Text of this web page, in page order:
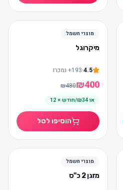
מוצרי חשמל
מיקרוגל
4.5
·
193
+ נמכרו
₪400
₪480
או₪34/חודש × 12
הוסיפו לסל
מוצרי חשמל
מזגן 2 כ"ס